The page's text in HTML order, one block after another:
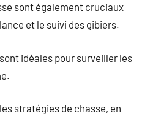
sont également cruciaux
et le suivi des gibiers.
idéales pour surveiller les
stratégies de chasse, en